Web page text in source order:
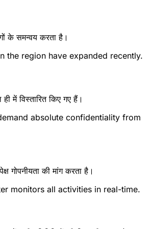
के समन्वय करता है।
the region have expanded recently.
में विस्तारित किए गए हैं।
absolute confidentiality from
गोपनीयता की मांग करता है।
monitors all activities in real-time.